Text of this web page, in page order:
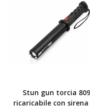
Stun gun torcia 809
ricaricabile con sirena